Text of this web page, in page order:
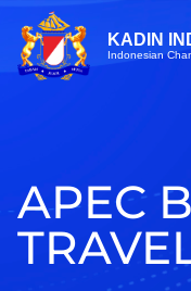
KADIN
Indonesian
APEC